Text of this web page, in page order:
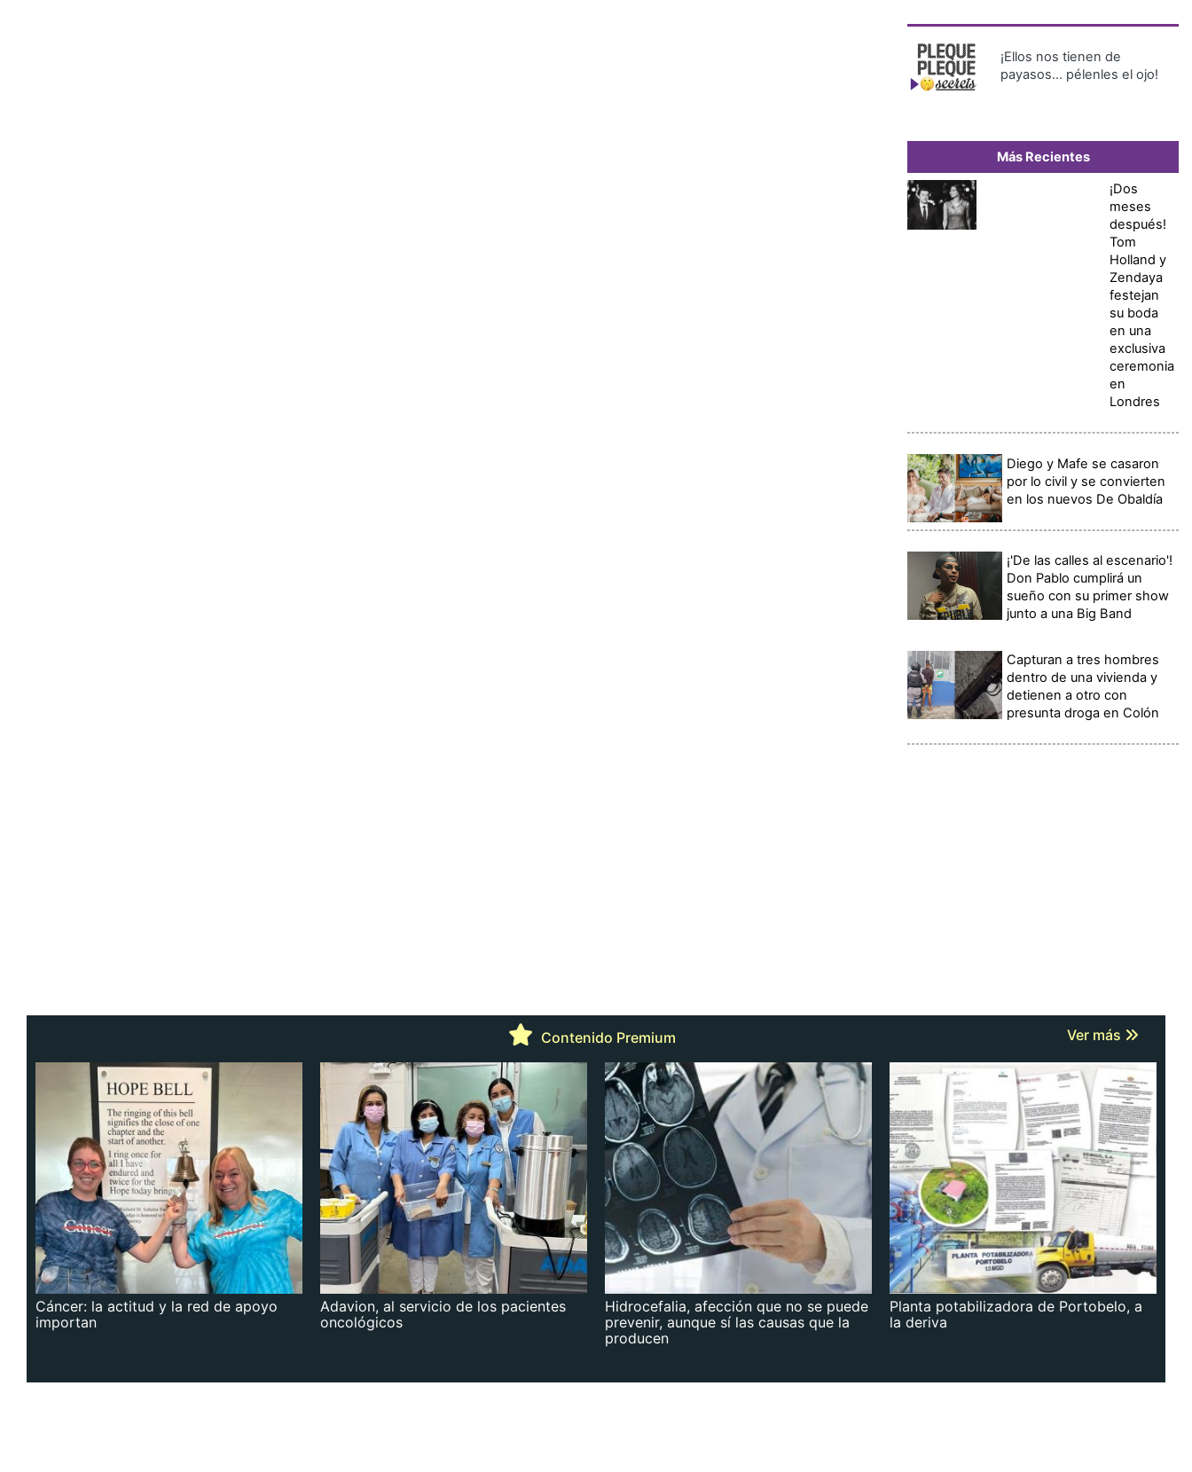
¡Ellos nos tienen de
payasos… pélenles el ojo!
Más Recientes
¡Dos
meses
después!
Tom
Holland y
Zendaya
festejan
su boda
en una
exclusiva
ceremonia
en
Londres
Diego y Mafe se casaron
por lo civil y se convierten
en los nuevos De Obaldía
¡'De las calles al escenario'!
Don Pablo cumplirá un
sueño con su primer show
junto a una Big Band
Capturan a tres hombres
dentro de una vivienda y
detienen a otro con
presunta droga en Colón
Contenido Premium Ver más
Cáncer: la actitud y la red de apoyo
importan
Adavion, al servicio de los pacientes
oncológicos
Hidrocefalia, afección que no se puede
prevenir, aunque sí las causas que la
producen
Planta potabilizadora de Portobelo, a
la deriva